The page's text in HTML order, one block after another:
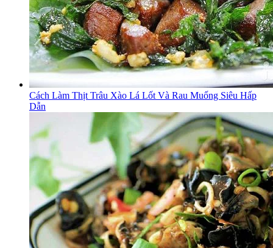
Cách Làm Thịt Trâu Xào Lá Lốt Và Rau Muống Siêu Hấp
Dẫn